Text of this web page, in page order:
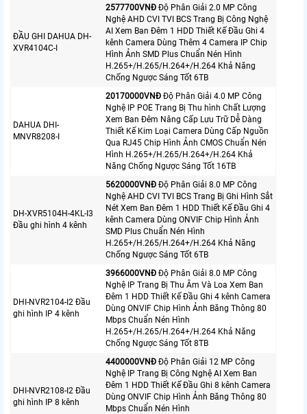
ĐẦU GHI DAHUA DH-
XVR4104C-I
2577700VNÐ Độ Phân Giải 2.0 MP Công
Nghệ AHD CVI TVI BCS Trang Bị Công Nghệ
AI Xem Ban Đêm 1 HDD Thiết Kế Đầu Ghi 4
kênh Camera Dùng Thêm 4 Camera IP Chip
Hình Ảnh SMD Plus Chuẩn Nén Hình
H.265+/H.265/H.264+/H.264 Khả Năng
Chống Ngược Sáng Tốt 6TB
DAHUA DHI-
MNVR8208-I
20170000VNÐ Độ Phân Giải 4.0 MP Công
Nghệ IP POE Trang Bị Thu hình Chất Lượng
Xem Ban Đêm Nâng Cấp Lưu Trữ Dễ Dàng
Thiết Kế Kim Loại Camera Dùng Cấp Nguồn
Qua RJ45 Chip Hình Ảnh CMOS Chuẩn Nén
Hình H.265+/H.265/H.264+/H.264 Khả
Năng Chống Ngược Sáng Tốt 16TB
DH-XVR5104H-4KL-I3
Đầu ghi hình 4 kênh
5620000VNÐ Độ Phân Giải 8.0 MP Công
Nghệ AHD CVI TVI BCS Trang Bị Ghi Hình Sắt
Nét Xem Ban Đêm 1 HDD Thiết Kế Đầu Ghi 4
kênh Camera Dùng ONVIF Chip Hình Ảnh
SMD Plus Chuẩn Nén Hình
H.265+/H.265/H.264+/H.264 Khả Năng
Chống Ngược Sáng Tốt 6TB
DHI-NVR2104-I2 Đầu
ghi hình IP 4 kênh
3966000VNÐ Độ Phân Giải 8.0 MP Công
Nghệ IP Trang Bị Thu Âm Và Loa Xem Ban
Đêm 1 HDD Thiết Kế Đầu Ghi 4 kênh Camera
Dùng ONVIF Chip Hình Ảnh Băng Thông 80
Mbps Chuẩn Nén Hình
H.265+/H.265/H.264+/H.264 Khả Năng
Chống Ngược Sáng Tốt 8TB
DHI-NVR2108-I2 Đầu
ghi hình IP 8 kênh
4400000VNÐ Độ Phân Giải 12 MP Công
Nghệ IP Trang Bị Công Nghệ AI Xem Ban
Đêm 1 HDD Thiết Kế Đầu Ghi 8 kênh Camera
Dùng ONVIF Chip Hình Ảnh Băng Thông 80
Mbps Chuẩn Nén Hình